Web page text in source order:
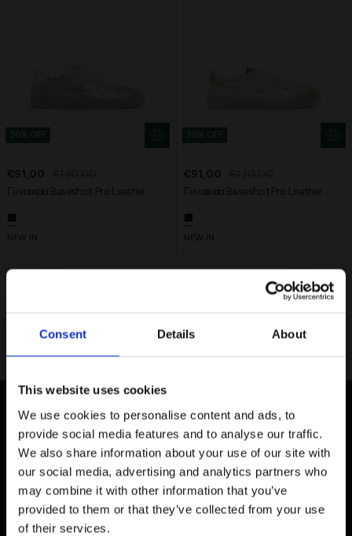
Consent Details About
This website uses cookies
We use cookies to personalise content and ads, to
provide social media features and to analyse our traffic.
We also share information about your use of our site with
our social media, advertising and analytics partners who
may combine it with other information that you’ve
provided to them or that they’ve collected from your use
of their services.
30% OFF
€91,00
Γυναικεία Baseshot Pro Leather
NEW IN
30% OFF
€91,00
Γυναικεία Baseshot Pro Leather
NEW IN
Ασφαλείς Συναλλαγές
Δωρεάν Αποστολές για Αγορές άνω
των 80€
Επικοινωνία
Εγγραφείτε στο newsletter μας και αποκτήστε 10%στην
Ενδιαφέρομαι για:
Γυναικεία Ανδρικά
Εγγραφή
Με την εγγραφή σας, συμφωνείτε να λαμβάνετε